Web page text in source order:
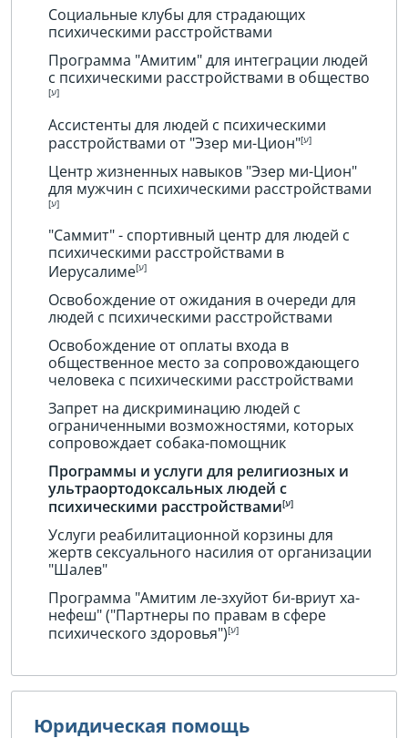
Социальные клубы для страдающих
психическими расстройствами
Программа "Амитим" для интеграции людей
с психическими расстройствами в общество
Ассистенты для людей с психическими
расстройствами от "Эзер ми-Цион"
Центр жизненных навыков "Эзер ми-Цион"
для мужчин с психическими расстройствами
"Саммит" - спортивный центр для людей с
психическими расстройствами в
Иерусалиме
Освобождение от ожидания в очереди для
людей с психическими расстройствами
Освобождение от оплаты входа в
общественное место за сопровождающего
человека с психическими расстройствами
Запрет на дискриминацию людей с
ограниченными возможностями, которых
сопровождает собака-помощник
Программы и услуги для религиозных и
ультраортодоксальных людей с
психическими расстройствами
Услуги реабилитационной корзины для
жертв сексуального насилия от организации
"Шалев"
Программа "Амитим ле-зхуйот би-вриут ха-
нефеш" ("Партнеры по правам в сфере
психического здоровья")
Юридическая помощь